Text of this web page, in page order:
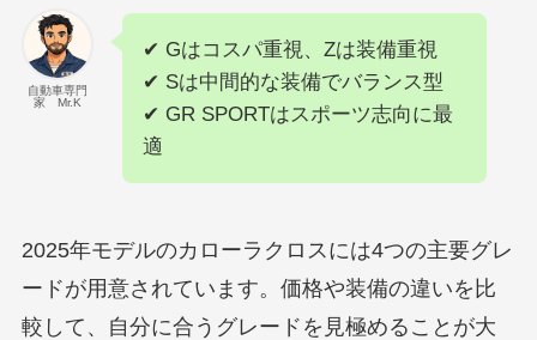
自動車専門
家 Mr.K
✔ Gはコスパ重視、Zは装備重視
✔ Sは中間的な装備でバランス型
✔ GR SPORTはスポーツ志向に最
適
2025年モデルのカローラクロスには4つの主要グレ
ードが用意されています。価格や装備の違いを比
較して、自分に合うグレードを見極めることが大